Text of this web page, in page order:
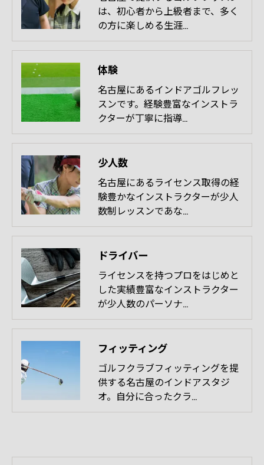
は、初心者から上級者まで、多く
の方に楽しめる生涯…
体験
名古屋にあるインドアゴルフレッ
スンです。経験豊富なインストラ
クターが丁寧に指導…
少人数
名古屋にあるライセンス取得の経
験豊かなインストラクターが少人
数制レッスンであな…
ドライバー
ライセンスを持つプロをはじめと
した実績豊富なインストラクター
が少人数のパーソナ…
フィッティング
ゴルフクラブフィッティングを提
供する名古屋のインドアスタジ
オ。自分に合ったクラ…